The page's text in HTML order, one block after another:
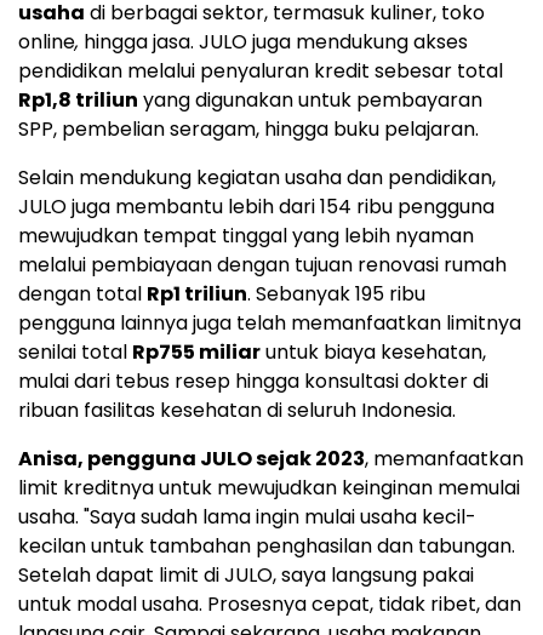
usaha di berbagai sektor, termasuk kuliner, toko
online, hingga jasa. JULO juga mendukung akses
pendidikan melalui penyaluran kredit sebesar total
Rp1,8 triliun yang digunakan untuk pembayaran
SPP, pembelian seragam, hingga buku pelajaran.
Selain mendukung kegiatan usaha dan pendidikan,
JULO juga membantu lebih dari 154 ribu pengguna
mewujudkan tempat tinggal yang lebih nyaman
melalui pembiayaan dengan tujuan renovasi rumah
dengan total Rp1 triliun. Sebanyak 195 ribu
pengguna lainnya juga telah memanfaatkan limitnya
senilai total Rp755 miliaruntuk biaya kesehatan,
mulai dari tebus resep hingga konsultasi dokter di
ribuan fasilitas kesehatan di seluruh Indonesia.
Anisa, pengguna JULO sejak 2023, memanfaatkan
limit kreditnya untuk mewujudkan keinginan memulai
usaha. "Saya sudah lama ingin mulai usaha kecil-
kecilan untuk tambahan penghasilan dan tabungan.
Setelah dapat limit di JULO, saya langsung pakai
untuk modal usaha. Prosesnya cepat, tidak ribet, dan